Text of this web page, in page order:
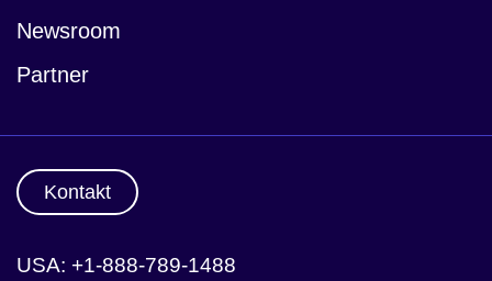
Newsroom
Partner
Kontakt
USA: +1-888-789-1488